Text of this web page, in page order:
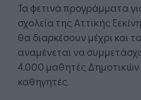
Τα φετινά προγράμματα
σχολεία της Αττικής
θα διαρκέσουν μέχρι και
αναμένεται να
4.000 μαθητές Δημοτικών
καθηγητές.